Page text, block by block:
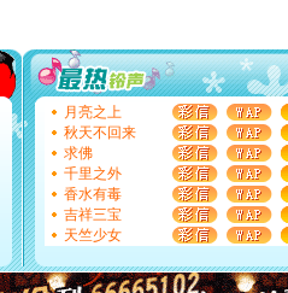
你太多，只有给你五千万：千万快乐！千万
要平安！千万要知足！千万不要忘记我！
[圣诞节]不只这样的日子才会想起你,而是这
能正大光明地骚扰你,告诉你,圣诞要快乐!新
都要快乐噢!
[圣诞节]奉上一颗祝福的心,在这个特别的日
如意,快乐,鲜花,一切美好的祝愿与你同在.圣
[元旦]
看到你我会触电；看不到你我要充电；
断电。爱你是我职业，想你是我事业，抱你
你是我专业！水晶之恋祝你新年快乐
[元旦]如果上天让我许三个愿望，一是今生
起；二是再生再世和你在一起；三是三生三
月亮之上
秋天不回来
求佛
千里之外
香水有毒
吉祥三宝
天竺少女